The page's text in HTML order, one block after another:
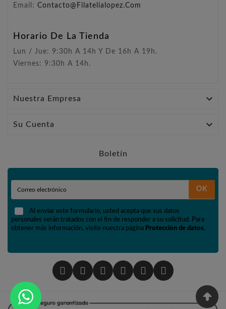
Email: Contacto@filatelialopez.com
Horario De La Tienda
Lun / Jue: 9:30h A 14h Y De 16h A 19h.
Viernes: 9:30h A 14h.
Nuestra Empresa 
Su Cuenta 
Boletín
OK
Al enviar este formulario, usted acepta que sus datos
personales serán tratados con el fin de responder a su solicitud. Para
obtener más información, visite nuestra página Protección de datos.